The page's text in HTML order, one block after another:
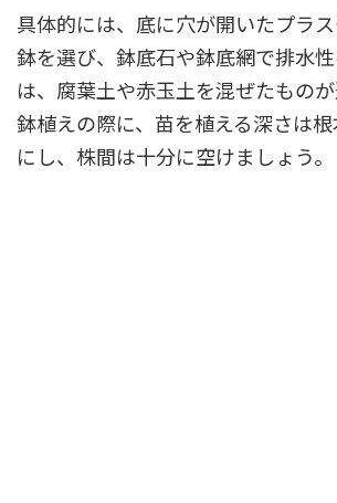
具体的には、底に穴が開いたプラ
鉢を選び、鉢底石や鉢底網で排水
は、腐葉土や赤玉土を混ぜたものが
鉢植えの際に、苗を植える深さは
にし、株間は十分に空けましょう。